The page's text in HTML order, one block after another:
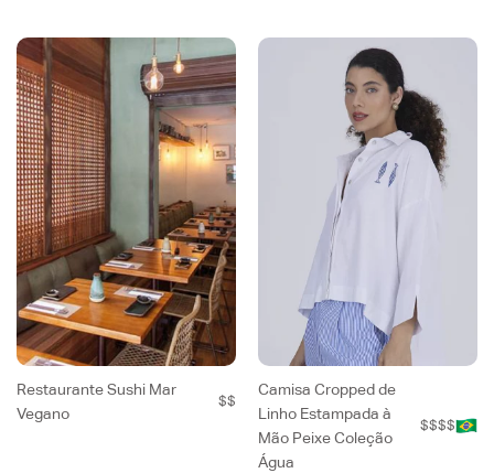
Restaurante Sushi Mar
Vegano
$$
Camisa Cropped de
Linho Estampada à
Mão Peixe Coleção
Água
$$$$